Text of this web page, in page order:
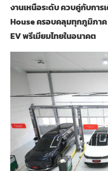
งานเหนือระดับ ควบคู่กับการ
House ครอบคลุมทุกภูมิภาค
EV พรีเมียมไทยในอนาคต